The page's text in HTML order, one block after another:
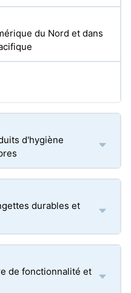
du Nord et dans
d'hygiène
durables et
de fonctionnalité et